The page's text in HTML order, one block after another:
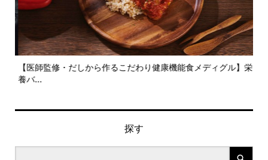
【医師監修・だしから作るこだわり健康機能食メディグル】栄
養バ...
探す